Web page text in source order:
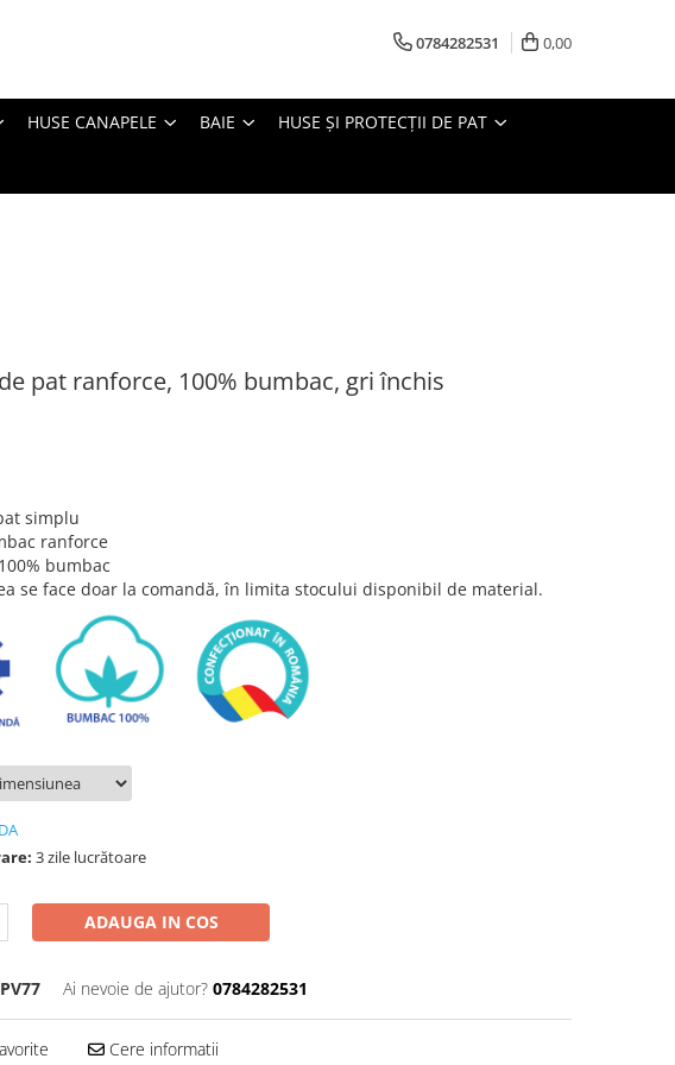
0784282531 0,00
HUSE CANAPELE BAIE HUSE ȘI PROTECȚII DE PAT
pat ranforce, 100% bumbac, gri închis
simplu
ranforce
bumbac
se face doar la comandă, în limita stocului disponibil de material.
3 zile lucrătoare
ADAUGA IN COS
Ai nevoie de ajutor? 0784282531
Cere informatii